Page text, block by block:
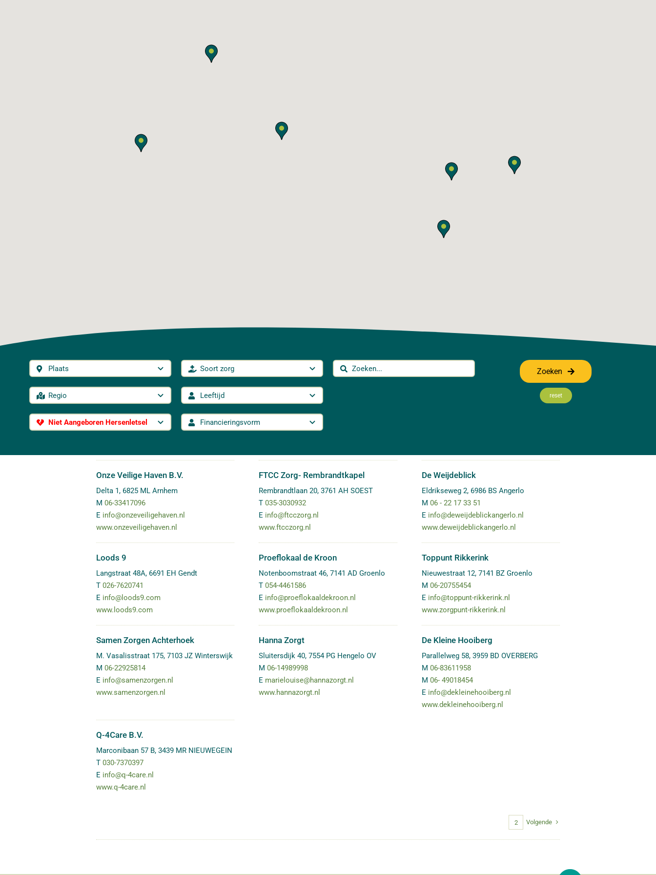
Zoeken
reset
Onze Veilige Haven B.V.
Delta 1, 6825 ML Arnhem
M 06-33417096
E info@onzeveiligehaven.nl
www.onzeveiligehaven.nl
FTCC Zorg- Rembrandtkapel
Rembrandtlaan 20,3761 AH SOEST
T035-3030932
E info@ftcczorg.nl
www.ftcczorg.nl
De Weijdeblick
Eldrikseweg 2, 6986 BS Angerlo
M 06 - 22 17 33 51
E info@deweijdeblickangerlo.nl
www.deweijdeblickangerlo.nl
Loods 9
Langstraat 48A, 6691 EH Gendt
T 026-7620741
E info@loods9.com
www.loods9.com
Proeflokaal de Kroon
Notenboomstraat 46,7141 AD Groenlo
T054-4461586
E info@proeflokaaldekroon.nl
www.proeflokaaldekroon.nl
Toppunt Rikkerink
Nieuwestraat 12, 7141 BZ Groenlo
M 06-20755454
E info@toppunt-rikkerink.nl
www.zorgpunt-rikkerink.nl
Samen Zorgen Achterhoek
M. Vasalisstraat 175, 7103 JZ Winterswijk
M 06-22925814
E info@samenzorgen.nl
www.samenzorgen.nl
Hanna Zorgt
Sluitersdijk 40,7554 PG Hengelo OV
M06-14989998
E marielouise@hannazorgt.nl
www.hannazorgt.nl
De Kleine Hooiberg
Parallelweg 58, 3959 BD OVERBERG
M 06-83611958
M 06- 49018454
E info@dekleinehooiberg.nl
www.dekleinehooiberg.nl
Q-4Care B.V.
Marconibaan 57 B, 3439 MR NIEUWEGEIN
T 030-7370397
E info@q-4care.nl
www.q-4care.nl
2 Volgende